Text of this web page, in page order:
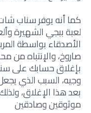
كما أنه يوفر سناب
لعبة ببجي الشهيرة
الأصدقاء بواسطة
صاروخ، والإنتباه من
بإغلاق حسابك على
وجيه، السبب الذي
بعد هذا الإغلاق،
موثوقين وصادقين